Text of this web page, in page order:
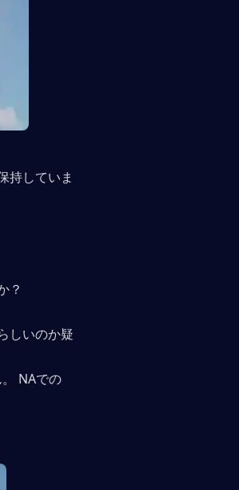
持していま
？
しいのか疑
NAでの